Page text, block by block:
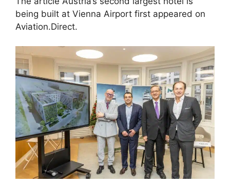
being built at Vienna Airport first appeared on
Aviation.Direct.